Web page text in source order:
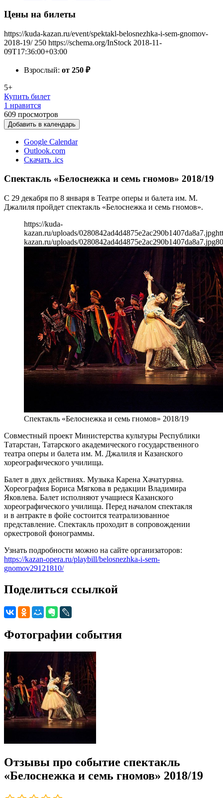
Цены на билеты
https://kuda-kazan.ru/event/spektakl-belosnezhka-i-sem-gnomov-
2018-19/ 250 https://schema.org/InStock 2018-11-
09T17:36:00+03:00
Взрослый: от 250 ₽
5+
Купить билет
1 нравится
609 просмотров
Добавить в календарь
Google Calendar
Outlook.com
Скачать .ics
Спектакль «Белоснежка и семь гномов» 2018/19
С 29 декабря по 8 января в Театре оперы и балета им. М.
Джалиля пройдет спектакль «Белоснежка и семь гномов».
https://kuda-
kazan.ru/uploads/0280842ad4d4875e2ac290b1407da8a7.jpg
kazan.ru/uploads/0280842ad4d4875e2ac290b1407da8a7.jpg
Спектакль «Белоснежка и семь гномов» 2018/19
Совместный проект Министерства культуры Республики
Татарстан, Татарского академического государственного
театра оперы и балета им. М. Джалиля и Казанского
хореографического училища.
Балет в двух действиях. Музыка Карена Хачатуряна.
Хореография Бориса Мягкова в редакции Владимира
Яковлева. Балет исполняют учащиеся Казанского
хореографического училища. Перед началом спектакля
и в антракте в фойе состоится театрализованное
представление. Спектакль проходит в сопровождении
оркестровой фонограммы.
Узнать подробности можно на сайте организаторов:
https://kazan-opera.ru/playbill/belosnezhka-i-sem-
gnomov29121810/
Поделиться ссылкой
Фотографии события
Отзывы про событие спектакль
«Белоснежка и семь гномов» 2018/19